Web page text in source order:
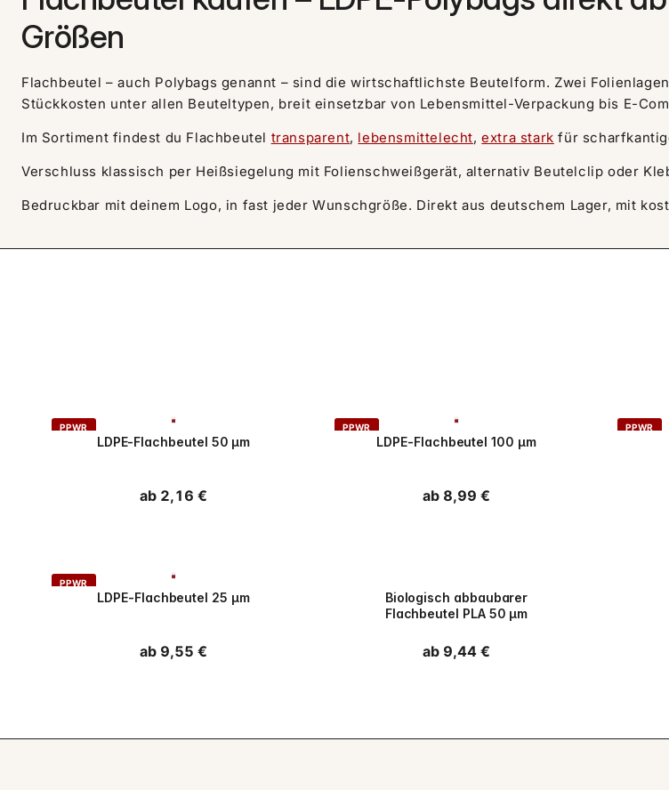
Größen
Flachbeutel – auch Polybags genannt – sind die wirtschaftlichste Beutelform. Zwei
Stückkosten unter allen Beuteltypen, breit einsetzbar von Lebensmittel-Verpackung bis E-
Im Sortiment findest du Flachbeutel transparent, lebensmittelecht,extra stark für
Verschluss klassisch per Heißsiegelung mit Folienschweißgerät, alternativ Beutelclip oder
Bedruckbar mit deinem Logo, in fast jeder Wunschgröße. Direkt aus deutschem Lager, mit
PPWR
LDPE-Flachbeutel 50 µm
Normaler
ab 2,16 €
PPWR
LDPE-Flachbeutel 100 µm
Normaler
ab 8,99 €
PPWR
PPWR
LDPE-Flachbeutel 25 µm
Normaler
ab 9,55 €
Biologisch abbaubarer
Flachbeutel PLA 50 µm
Normaler
ab 9,44 €